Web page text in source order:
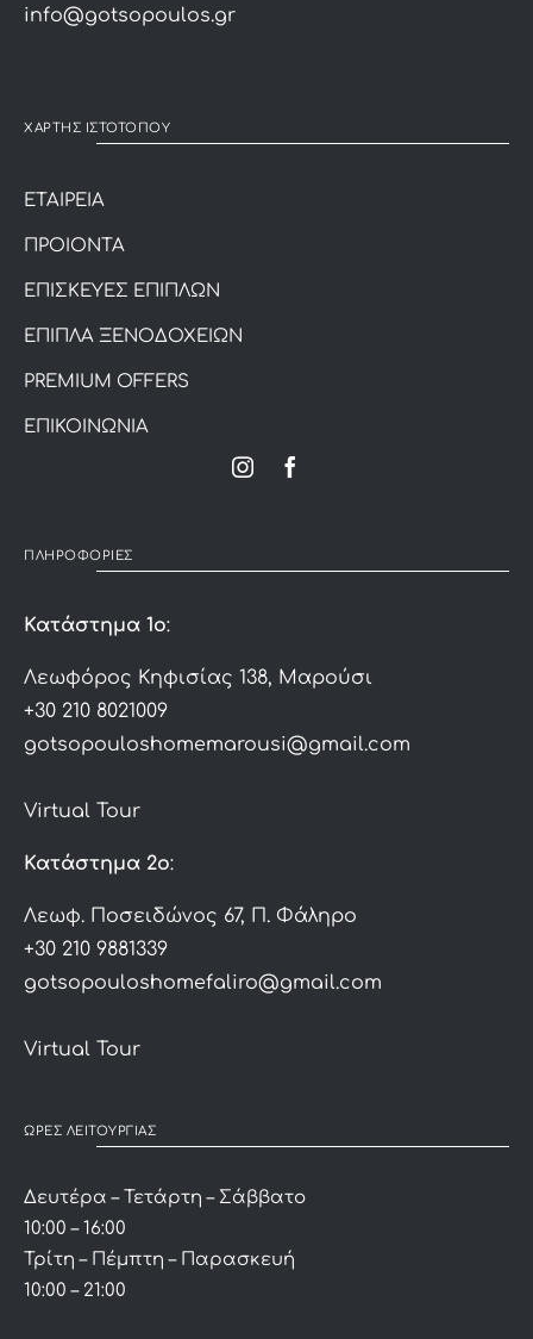
info@gotsopoulos.gr
ΧΑΡΤΗΣ ΙΣΤΟΤΟΠΟΥ
ΕΤΑΙΡΕΙΑ
ΠΡΟΙΟΝΤΑ
ΕΠΙΣΚΕΥΕΣ ΕΠΙΠΛΩΝ
ΕΠΙΠΛΑ ΞΕΝΟΔΟΧΕΙΩΝ
PREMIUM OFFERS
ΕΠΙΚΟΙΝΩΝΙΑ
ΠΛΗΡΟΦΟΡΙΕΣ
Κατάστημα 1ο:
Λεωφόρος Κηφισίας 138, Μαρούσι
+30 210 8021009
gotsopouloshomemarousi@gmail.com
Virtual Tour
Κατάστημα 2ο:
Λεωφ. Ποσειδώνος 67, Π. Φάληρο
+30 210 9881339
gotsopouloshomefaliro@gmail.com
Virtual Tour
ΩΡΕΣ ΛΕΙΤΟΥΡΓΙΑΣ
Δευτέρα – Τετάρτη – Σάββατο
10:00 – 16:00
Τρίτη – Πέμπτη – Παρασκευή
10:00 – 21:00